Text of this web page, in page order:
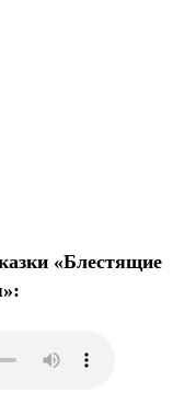
«Блестящие